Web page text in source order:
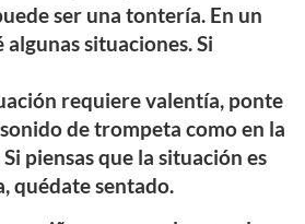
ser una tontería. En un
situaciones. Si
requiere valentía, ponte
de trompeta como en la
piensas que la situación es
quédate sentado.